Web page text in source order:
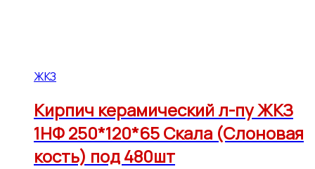
ЖКЗ
Кирпич керамический л-пу ЖКЗ
1НФ 250*120*65 Скала (Слоновая
кость) под 480шт